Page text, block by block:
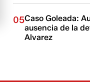
05Caso Goleada:
ausencia de la
Alvarez